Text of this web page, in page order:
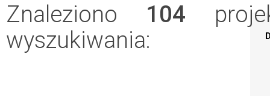
Znaleziono 104
wyszukiwania: